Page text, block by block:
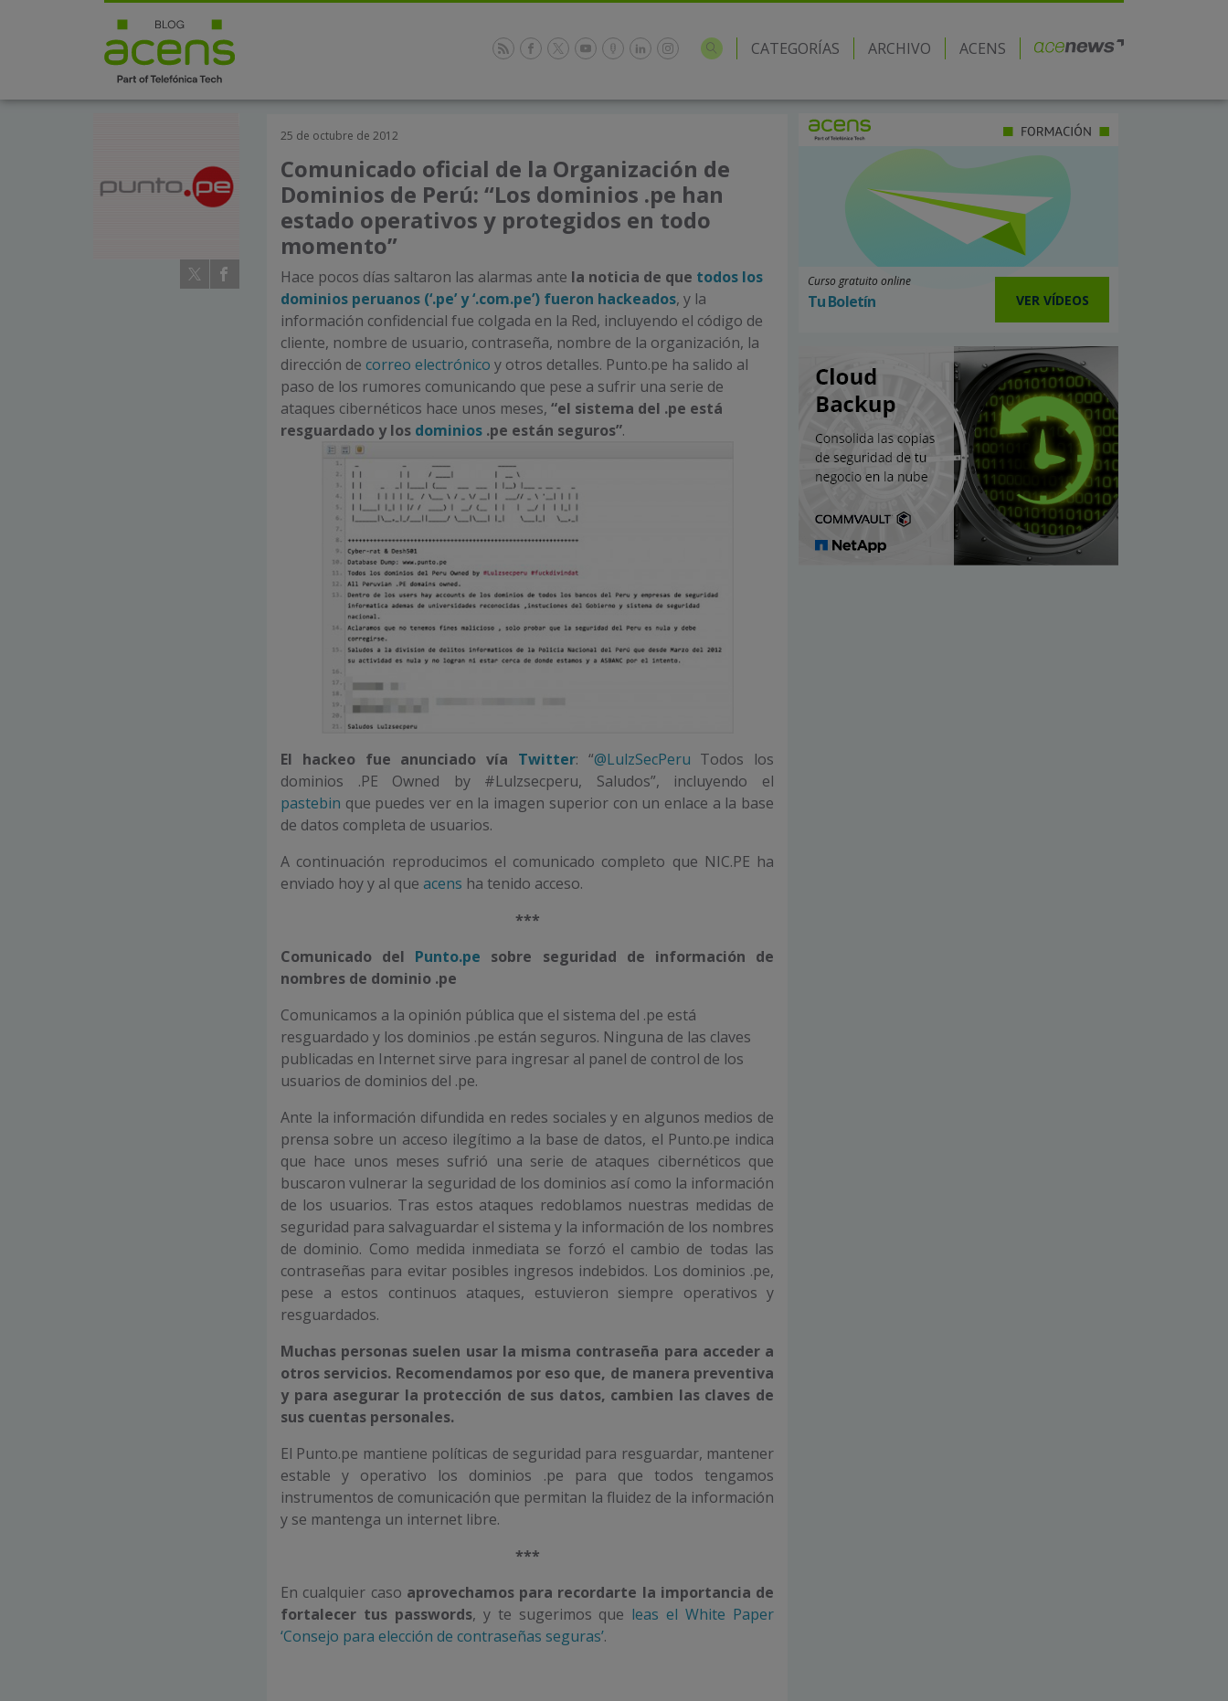
CATEGORÍAS ARCHIVO ACENS
25 de octubre de 2012
Comunicado oficial de la Organización de
Dominios de Perú: “Los dominios .pe han
estado operativos y protegidos en todo
momento”
Hace pocos días saltaron las alarmas ante la noticia de que todos los
dominios peruanos (‘.pe’ y ‘.com.pe’) fueron hackeados, y la
información confidencial fue colgada en la Red, incluyendo el código de
cliente, nombre de usuario, contraseña, nombre de la organización, la
dirección de correo electrónico y otros detalles. Punto.pe ha salido al
paso de los rumores comunicando que pese a sufrir una serie de
ataques cibernéticos hace unos meses, “el sistema del .pe está
resguardado y los dominios .pe están seguros”.
El hackeo fue anunciado vía Twitter: “@LulzSecPeru Todos los
dominios .PE Owned by #Lulzsecperu, Saludos”, incluyendo el
pastebin que puedes ver en la imagen superior con un enlace a la base
de datos completa de usuarios.
A continuación reproducimos el comunicado completo que NIC.PE ha
enviado hoy y al que acens ha tenido acceso.
***
Comunicado del Punto.pe sobre seguridad de información de
nombres de dominio .pe
Comunicamos a la opinión pública que el sistema del .pe está
resguardado y los dominios .pe están seguros. Ninguna de las claves
publicadas en Internet sirve para ingresar al panel de control de los
usuarios de dominios del .pe.
Ante la información difundida en redes sociales y en algunos medios de
prensa sobre un acceso ilegítimo a la base de datos, el Punto.pe indica
que hace unos meses sufrió una serie de ataques cibernéticos que
buscaron vulnerar la seguridad de los dominios así como la información
de los usuarios. Tras estos ataques redoblamos nuestras medidas de
seguridad para salvaguardar el sistema y la información de los nombres
de dominio. Como medida inmediata se forzó el cambio de todas las
contraseñas para evitar posibles ingresos indebidos. Los dominios .pe,
pese a estos continuos ataques, estuvieron siempre operativos y
resguardados.
Muchas personas suelen usar la misma contraseña para acceder a
otros servicios. Recomendamos por eso que, de manera preventiva
y para asegurar la protección de sus datos, cambien las claves de
sus cuentas personales.
El Punto.pe mantiene políticas de seguridad para resguardar, mantener
estable y operativo los dominios .pe para que todos tengamos
instrumentos de comunicación que permitan la fluidez de la información
y se mantenga un internet libre.
***
En cualquier caso aprovechamos para recordarte la importancia de
fortalecer tus passwords, y te sugerimos que leas el White Paper
‘Consejo para elección de contraseñas seguras’.
Curso gratuito online
Tu Boletín VER VÍDEOS